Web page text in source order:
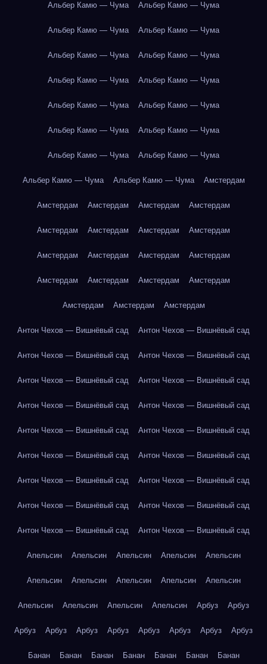
Альбер Камю — Чума Альбер Камю — Чума
Альбер Камю — Чума Альбер Камю — Чума
Альбер Камю — Чума Альбер Камю — Чума
Альбер Камю — Чума Альбер Камю — Чума
Альбер Камю — Чума Альбер Камю — Чума
Альбер Камю — Чума Альбер Камю — Чума
Альбер Камю — Чума Альбер Камю — Чума
Альбер Камю — Чума Альбер Камю — Чума Амстердам
Амстердам Амстердам Амстердам Амстердам
Амстердам Амстердам Амстердам Амстердам
Амстердам Амстердам Амстердам Амстердам
Амстердам Амстердам Амстердам Амстердам
Амстердам Амстердам Амстердам
Антон Чехов — Вишнёвый сад Антон Чехов — Вишнёвый сад
Антон Чехов — Вишнёвый сад Антон Чехов — Вишнёвый сад
Антон Чехов — Вишнёвый сад Антон Чехов — Вишнёвый сад
Антон Чехов — Вишнёвый сад Антон Чехов — Вишнёвый сад
Антон Чехов — Вишнёвый сад Антон Чехов — Вишнёвый сад
Антон Чехов — Вишнёвый сад Антон Чехов — Вишнёвый сад
Антон Чехов — Вишнёвый сад Антон Чехов — Вишнёвый сад
Антон Чехов — Вишнёвый сад Антон Чехов — Вишнёвый сад
Антон Чехов — Вишнёвый сад Антон Чехов — Вишнёвый сад
Апельсин Апельсин Апельсин Апельсин Апельсин
Апельсин Апельсин Апельсин Апельсин Апельсин
Апельсин Апельсин Апельсин Апельсин Арбуз Арбуз
Арбуз Арбуз Арбуз Арбуз Арбуз Арбуз Арбуз Арбуз
Банан Банан Банан Банан Банан Банан Банан